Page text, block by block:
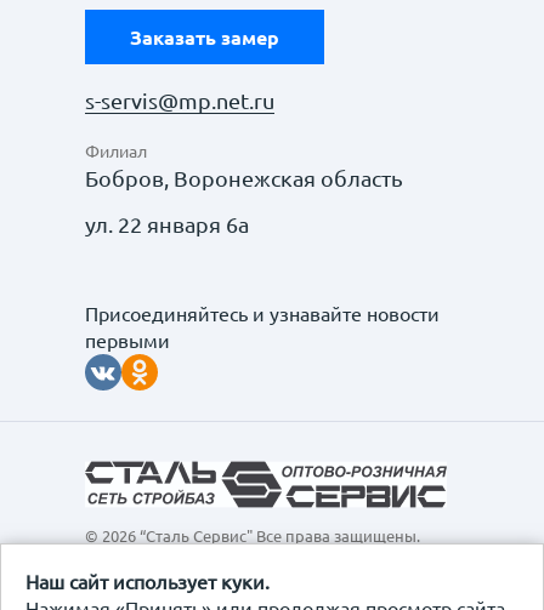
Наш сайт использует куки.
Заказать замер
s-servis@mp.net.ru
Филиал
Бобров, Воронежская область
ул. 22 января 6а
Присоединяйтесь и узнавайте новости
первыми
© 2026 “Сталь Сервис" Все права защищены.
интернет-сайт, а также вся информация о товарах и
ценах, предоставленная на нём, носит